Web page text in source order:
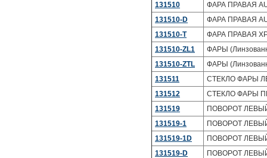
131510
ФАРА ПРАВАЯ
131510-D
ФАРА ПРАВАЯ
131510-T
ФАРА ПРАВАЯ
131510-ZL1
ФАРЫ
131510-ZTL
ФАРЫ
131511
СТЕКЛО ФАРЫ
131512
СТЕКЛО ФАРЫ
131519
ПОВОРОТ
131519-1
ПОВОРОТ ЛЕВЫЙ
131519-1D
ПОВОРОТ
131519-D
ПОВОРОТ